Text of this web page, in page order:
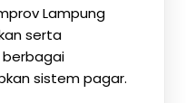
Lampung
serta
berbagai
sistem pagar.